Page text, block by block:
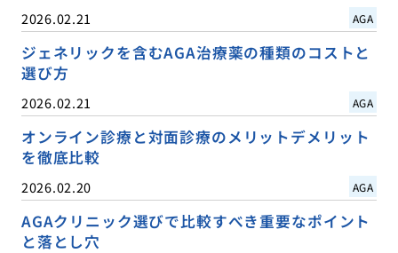
2026.02.21 AGA
ジェネリックを含むAGA治療薬の種類のコストと
選び方
2026.02.21 AGA
オンライン診療と対面診療のメリットデメリット
を徹底比較
2026.02.20 AGA
AGAクリニック選びで比較すべき重要なポイント
と落とし穴